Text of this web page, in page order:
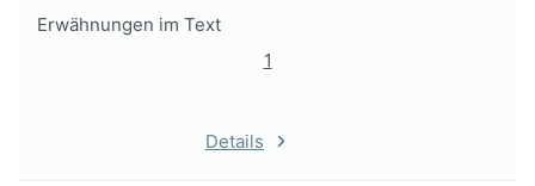
Erwähnungen im Text
1
Details